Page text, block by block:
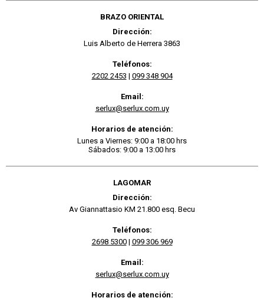
BRAZO ORIENTAL
Dirección:
Luis Alberto de Herrera 3863
Teléfonos:
2202 2453 | 099 348 904
Email:
serlux@serlux.com.uy
Horarios de atención:
Lunes a Viernes: 9:00 a 18:00 hrs
Sábados: 9:00 a 13:00 hrs
LAGOMAR
Dirección:
Av Giannattasio KM 21.800 esq. Becu
Teléfonos:
2698 5300| 099 306 969
Email:
serlux@serlux.com.uy
Horarios de atención: